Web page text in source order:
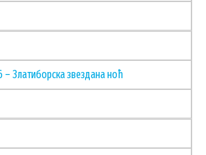
– Златиборска звездана ноћ